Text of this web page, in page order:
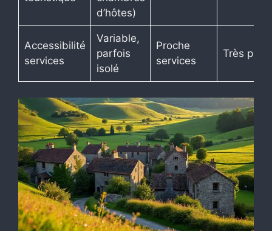
d’hôtes)
Accessibilité
services
Variable,
parfois
isolé
Proche
services
Très